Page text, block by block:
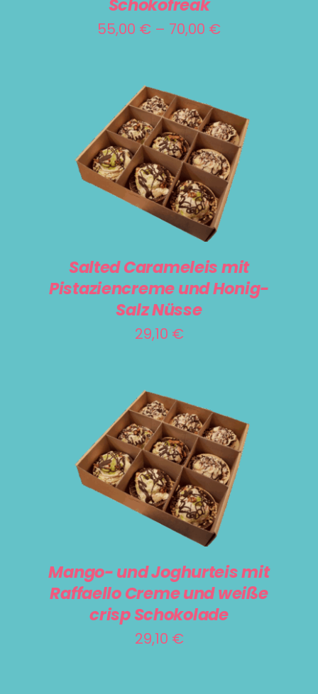
AUF.
DIE
AUF
DER
PRODUKTSEITE
GEWÄHLT
WERDEN
Schokofreak
55,00 € – 70,00 €
70,00 €
IN DEN WARENKORB / DETAILS
Salted Carameleis mit
Pistaziencreme und Honig-
Salz Nüsse
29,10 €
IN DEN WARENKORB / DETAILS
Mango- und Joghurteis mit
Raffaello Creme und weiße
crisp Schokolade
29,10 €